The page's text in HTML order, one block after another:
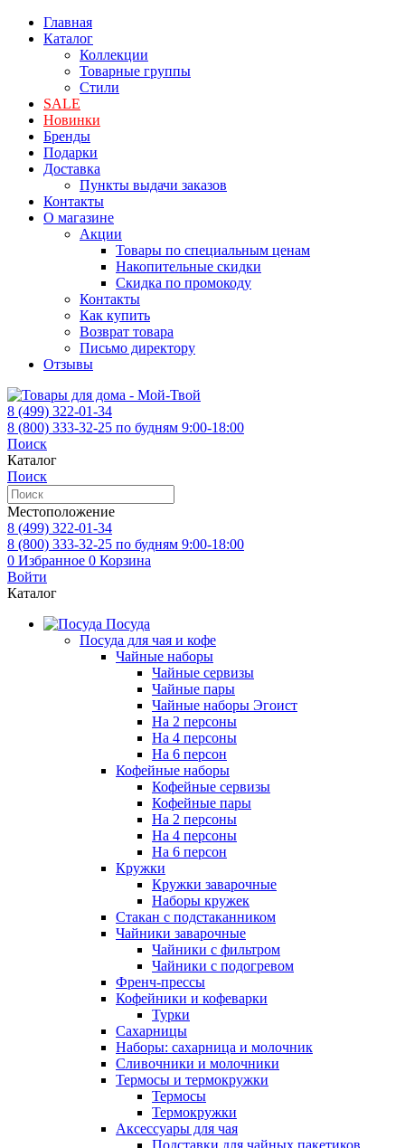
Главная
Каталог
Коллекции
Товарные группы
Стили
SALE
Новинки
Бренды
Подарки
Доставка
Пункты выдачи заказов
Контакты
О магазине
Акции
Товары по специальным ценам
Накопительные скидки
Скидка по промокоду
Контакты
Как купить
Возврат товара
Письмо директору
Отзывы
8 (499) 322-01-34
8 (800) 333-32-25 по будням 9:00-18:00
Поиск
Каталог
Поиск
Местоположение
8 (499) 322-01-34
8 (800) 333-32-25 по будням 9:00-18:00
0 Избранное 0 Корзина
Войти
Каталог
Посуда
Посуда для чая и кофе
Чайные наборы
Чайные сервизы
Чайные пары
Чайные наборы Эгоист
На 2 персоны
На 4 персоны
На 6 персон
Кофейные наборы
Кофейные сервизы
Кофейные пары
На 2 персоны
На 4 персоны
На 6 персон
Кружки
Кружки заварочные
Наборы кружек
Стакан с подстаканником
Чайники заварочные
Чайники с фильтром
Чайники с подогревом
Френч-прессы
Кофейники и кофеварки
Турки
Сахарницы
Наборы: сахарница и молочник
Сливочники и молочники
Термосы и термокружки
Термосы
Термокружки
Аксессуары для чая
Подставки для чайных пакетиков